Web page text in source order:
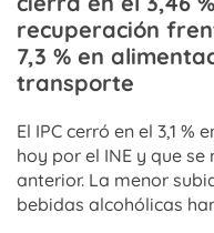
recuperación
7,3 % en
transporte
El IPC cerró en el 3,1
hoy por el INE y que
anterior. La menor
bebidas alcohólicas